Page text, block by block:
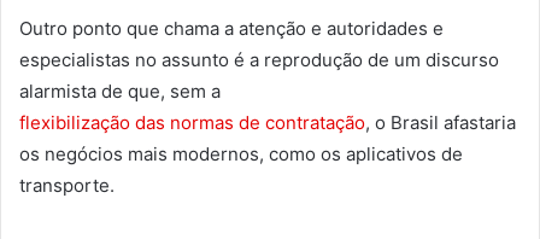
Outro ponto que chama a atenção e autoridades e
especialistas no assunto é a reprodução de um discurso
alarmista de que, sem a
flexibilização das normas de contratação, o Brasil afastaria
os negócios mais modernos, como os aplicativos de
transporte.